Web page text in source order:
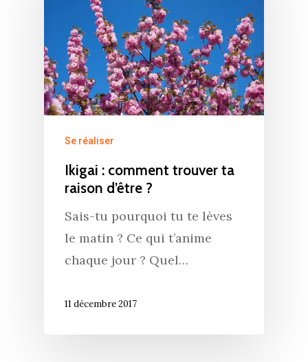
Se réaliser
Ikigai : comment trouver ta
raison d’être ?
Sais-tu pourquoi tu te lèves
le matin ? Ce qui t’anime
chaque jour ? Quel…
11 décembre 2017